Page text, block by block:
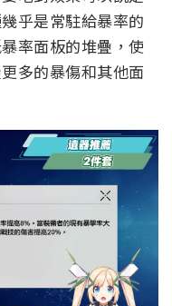
乎是常駐給暴率的
率面板的堆疊，使
多的暴傷和其他面